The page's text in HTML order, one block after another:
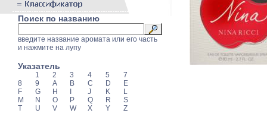
Поиск по названию
введите название аромата или его часть
и нажмите на лупу
Указатель
1 2 3 4 5
7
8
9 A B C D
E
F
G H J K
L
M
N O P Q R
S
T
U V W X Y Z